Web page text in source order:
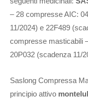
– 28 compresse AIC:
11/2024) e 22F489
compresse masticabili
20P032 (scadenza 11/
Saslong Compressa
principio attivo